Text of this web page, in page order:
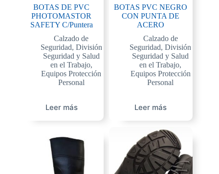
BOTAS DE PVC
PHOTOMASTOR
SAFETY C/Puntera
Calzado de
Seguridad, División
Seguridad y Salud
en el Trabajo,
Equipos Protección
Personal
Leer más
BOTAS PVC NEGRO
CON PUNTA DE
ACERO
Calzado de
Seguridad,División
Seguridad y Salud
en el Trabajo,
Equipos Protección
Personal
Leer más